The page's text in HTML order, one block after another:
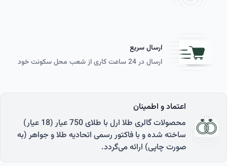
ارسال سریع
ارسال در 24 ساعت کاری از شعب محل سکونت خود
اعتماد و اطمینان
محصولات گالری طلا ارل با طلای 750 عیار (18 عیار)
ساخته شده و با فاکتور رسمی اتحادیه طلا و جواهر (به
صورت چاپی) ارائه می‌گردد.